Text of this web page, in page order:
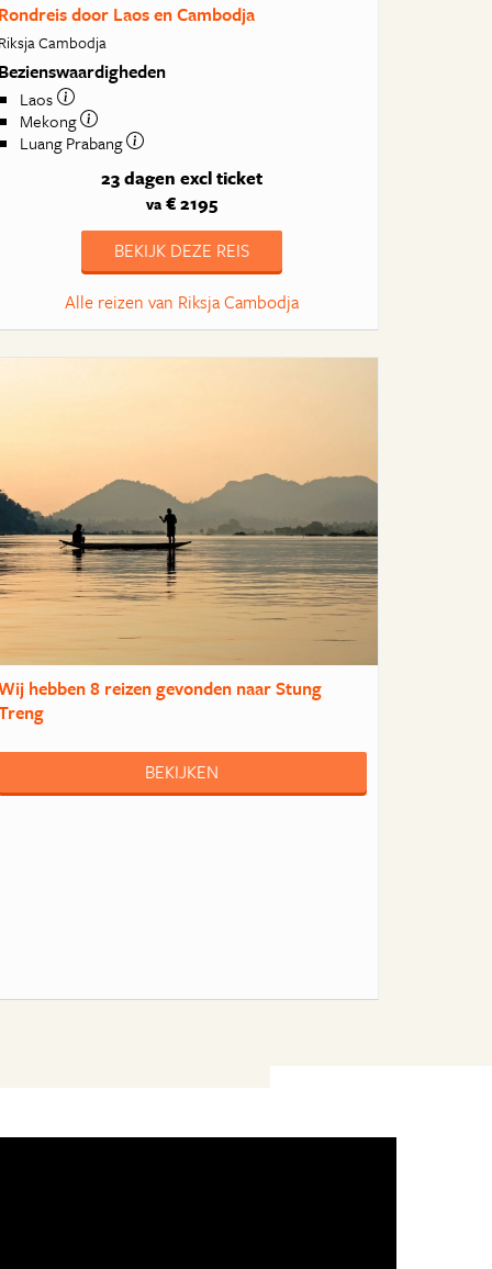
door Laos en Cambodja
Cambodja
Laos
Mekong
Luang Prabang
23 dagen excl ticket
va € 2195
BEKIJK DEZE REIS
Alle reizen van Riksja Cambodja
hebben8 reizengevonden naar Stung
BEKIJKEN